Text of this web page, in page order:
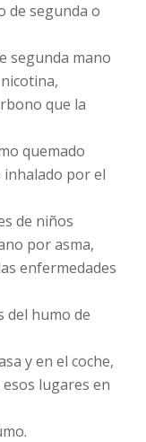
de segunda o
segunda mano
que la
quemado
por el
de niños
por asma,
enfermedades
del humo de
y en el coche,
lugares en